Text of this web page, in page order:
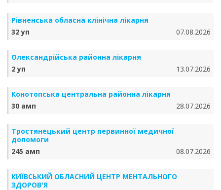
Рівненська обласна клінічна лікарня
32 уп
07.08.2026
Олександрійська районна лікарня
2 уп
13.07.2026
Конотопська центральна районна лікарня
30 амп
28.07.2026
Тростянецький центр первинної медичної
допомоги
245 амп
08.07.2026
КИЇВСЬКИЙ ОБЛАСНИЙ ЦЕНТР МЕНТАЛЬНОГО
ЗДОРОВ'Я